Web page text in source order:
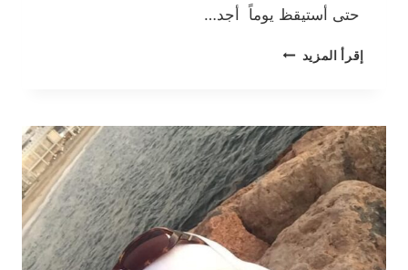
حتى أستيقظ يوماً أجد…
إقرأ المزيد تنتصر